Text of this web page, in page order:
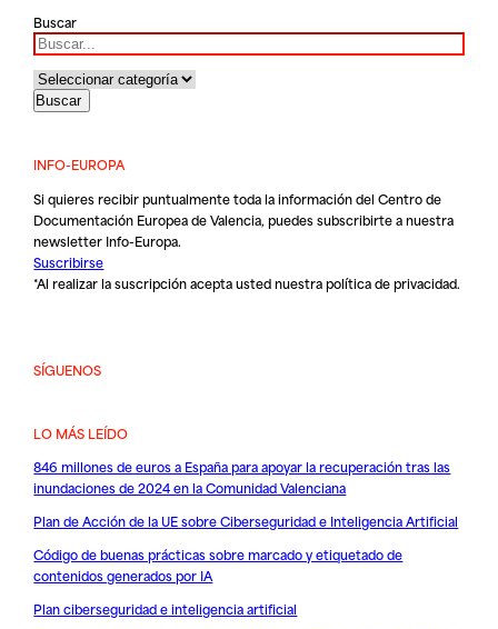
Buscar
INFO-EUROPA
Si quieres recibir puntualmente toda la información del Centro de
Documentación Europea de Valencia, puedes subscribirte a nuestra
newsletter Info-Europa.
Suscribirse
*Al realizar la suscripción acepta usted nuestrapolítica de privacidad.
SÍGUENOS
LO MÁS LEÍDO
846 millones de euros a España para apoyar la recuperación tras las
inundaciones de 2024 en la Comunidad Valenciana
Plan de Acción de la UE sobre Ciberseguridad e Inteligencia Artificial
Código de buenas prácticas sobre marcado y etiquetado de
contenidos generados por IA
Plan ciberseguridad e inteligencia artificial